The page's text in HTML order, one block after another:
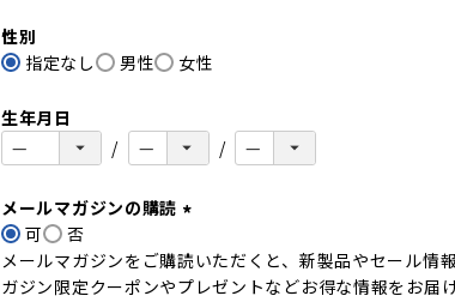
)
性別
指定なし
男性 女性
生年月日
メールマガジンの購読
必
須
可
否
メールマガジンをご購読いただくと、新製品やセール情
ガジン限定クーポンやプレゼントなどお得な情報をお届